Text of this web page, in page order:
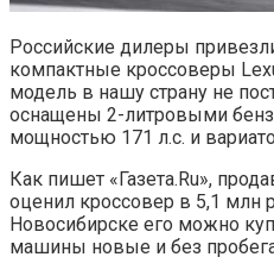
Российские дилеры
компактные кроссоверы
модель в нашу страну не
оснащены 2-литровыми
мощностью 171 л.с. и
Как пишет «Газета.Ru»,
оценил кроссовер в 5,1 млн
Новосибирске его можно
машины новые и без